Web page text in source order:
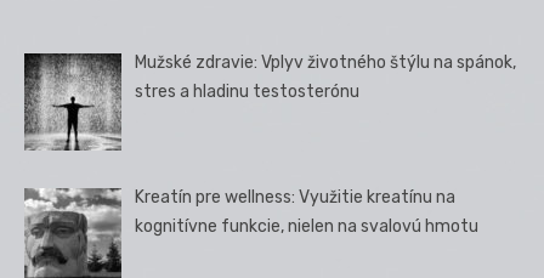
Mužské zdravie: Vplyv životného štýlu na spánok,
stres a hladinu testosterónu
Kreatín pre wellness: Využitie kreatínu na
kognitívne funkcie, nielen na svalovú hmotu